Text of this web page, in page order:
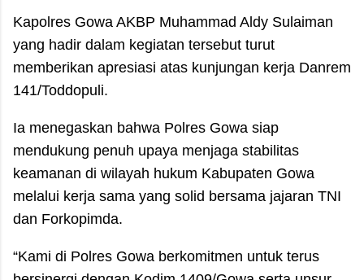
Kapolres Gowa AKBP Muhammad Aldy Sulaiman
yang hadir dalam kegiatan tersebut turut
memberikan apresiasi atas kunjungan kerja Danrem
141/Toddopuli.
Ia menegaskan bahwa Polres Gowa siap
mendukung penuh upaya menjaga stabilitas
keamanan di wilayah hukum Kabupaten Gowa
melalui kerja sama yang solid bersama jajaran TNI
dan Forkopimda.
“Kami di Polres Gowa berkomitmen untuk terus